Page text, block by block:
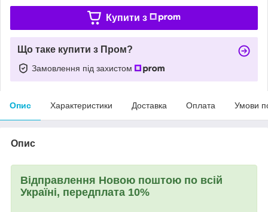
Купити з
Що таке купити з Пром?
Замовлення під захистом
Опис Характеристики Доставка Оплата Умови
Опис
Відправлення Новою поштою по всій
Україні, передплата 10%